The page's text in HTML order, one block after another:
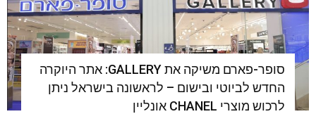
סופר-פארם משיקה את GALLERY: אתר היוקרה
החדש לביוטי ובישום – לראשונה בישראל ניתן
לרכוש מוצרי CHANEL אונליין